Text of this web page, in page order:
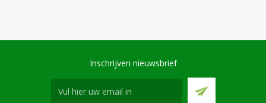
Inschrijven nieuwsbrief